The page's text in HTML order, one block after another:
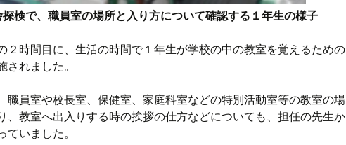
検で、職員室の場所と入り方について確認する１年生の様子
２時間目に、生活の時間で１年生が学校の中の教室を覚えるための
されました。
職員室や校長室、保健室、家庭科室などの特別活動室等の教室の場
、教室へ出入りする時の挨拶の仕方などについても、担任の先生か
ていました。